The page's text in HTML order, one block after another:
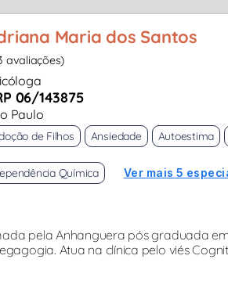
Maria dos Santos
avaliações)
06/143875
Paulo
de Filhos Ansiedade Autoestima
Química Ver mais 5
pela Anhanguera pós graduada
Atua na clínica pelo viés